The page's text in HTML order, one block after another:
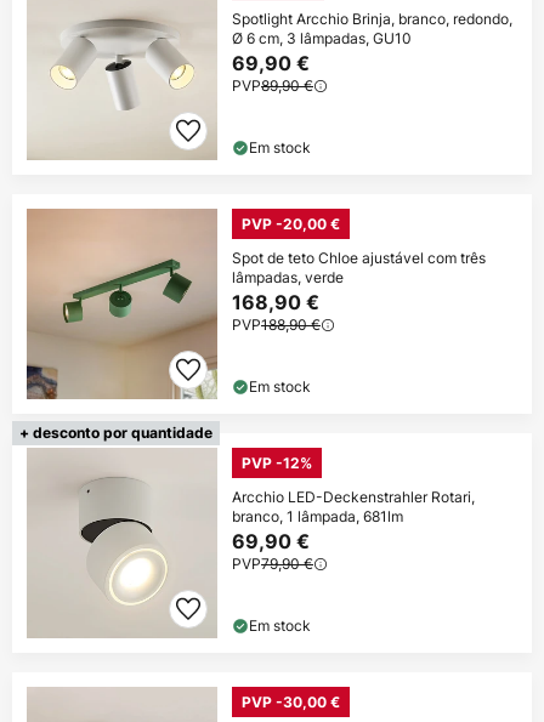
Spotlight Arcchio Brinja, branco, redondo,
Ø 6 cm, 3 lâmpadas, GU10
69,90 €
PVP89,90 €
Em stock
PVP -20,00 €
Spot de teto Chloe ajustável com três
lâmpadas, verde
168,90 €
PVP188,90 €
Em stock
+ desconto por quantidade
PVP -12%
Arcchio LED-Deckenstrahler Rotari,
branco, 1 lâmpada, 681lm
69,90 €
PVP79,90 €
Em stock
PVP -30,00 €